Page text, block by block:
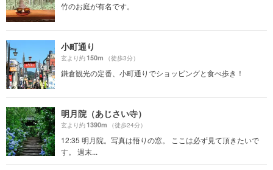
竹のお庭が有名です。
小町通り
玄より約150m （徒歩3分）
鎌倉観光の定番、小町通りでショッピングと食べ歩き！
明月院（あじさい寺）
玄より約1390m （徒歩24分）
12:35 明月院。写真は悟りの窓。 ここは必ず見て頂きたいで
す。 週末...